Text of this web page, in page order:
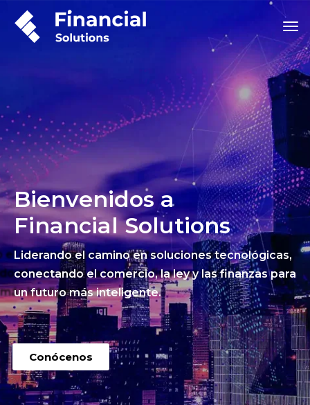
Bienvenidos a
Financial Solutions
Liderando el camino en soluciones tecnológicas,
conectando el comercio, la ley y las finanzas para
un futuro más inteligente.
Conócenos